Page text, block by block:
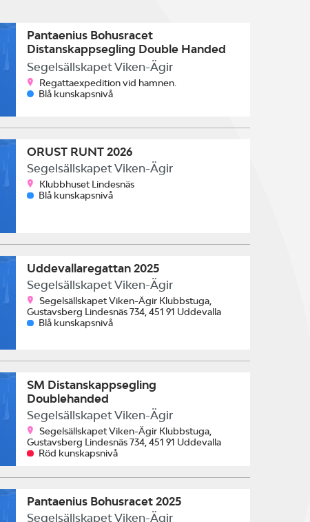
Pantaenius Bohusracet
Distanskappsegling Double Handed
SRS
Segelsällskapet Viken-Ägir
Regattaexpedition vid hamnen.
Blå kunskapsnivå
ORUST RUNT 2026
Segelsällskapet Viken-Ägir
Klubbhuset Lindesnäs
Blå kunskapsnivå
Uddevallaregattan 2025
Segelsällskapet Viken-Ägir
Segelsällskapet Viken-Ägir Klubbstuga,
Gustavsberg Lindesnäs 734, 451 91 Uddevalla
Blå kunskapsnivå
SM Distanskappsegling
Doublehanded
Segelsällskapet Viken-Ägir
Segelsällskapet Viken-Ägir Klubbstuga,
Gustavsberg Lindesnäs 734, 451 91 Uddevalla
Röd kunskapsnivå
Pantaenius Bohusracet 2025
Segelsällskapet Viken-Ägir